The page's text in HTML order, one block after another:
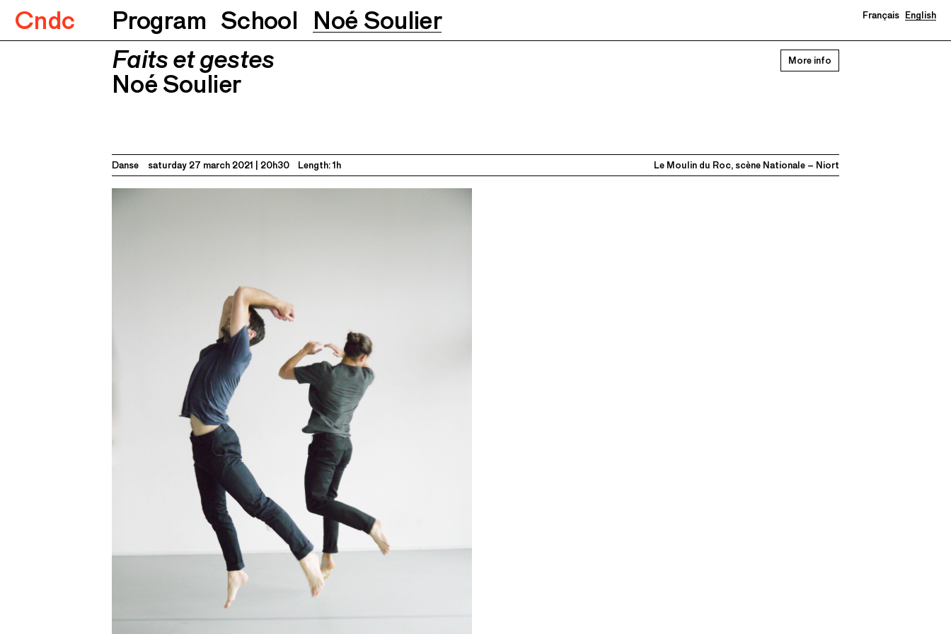
Cndc Program School Noé Soulier Français English
Faits et gestes Noé Soulier 27.03.2021
Faits et gestes
Noé Soulier
More info
Danse saturday 27 march 2021 20h30 Length: 1h Le Moulin du Roc, scène Nationale – Niort